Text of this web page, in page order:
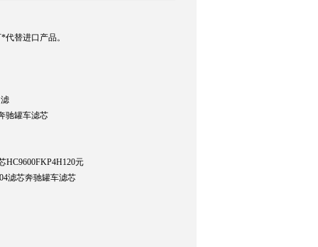
替进口产品。
驰罐车滤芯
HC9600FKP4H120元
滤芯奔驰罐车滤芯